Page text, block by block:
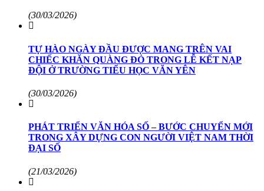
(30/03/2026)
TỰ HÀO NGÀY ĐẦU ĐƯỢC MANG TRÊN VAI
CHIẾC KHĂN QUÀNG ĐỎ TRONG LỄ KẾT NẠP
ĐỘI Ở TRƯỜNG TIỂU HỌC VĂN YÊN
(30/03/2026)
PHÁT TRIỂN VĂN HÓA SỐ – BƯỚC CHUYỂN MỚI
TRONG XÂY DỰNG CON NGƯỜI VIỆT NAM THỜI
ĐẠI SỐ
(21/03/2026)